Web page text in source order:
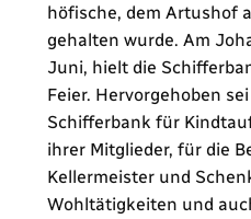
höfische, dem Artushof
gehalten wurde. Am
Juni, hielt die
Feier. Hervorgehoben
Schifferbank für
ihrer Mitglieder, für die
Kellermeister und
Wohltätigkeiten und